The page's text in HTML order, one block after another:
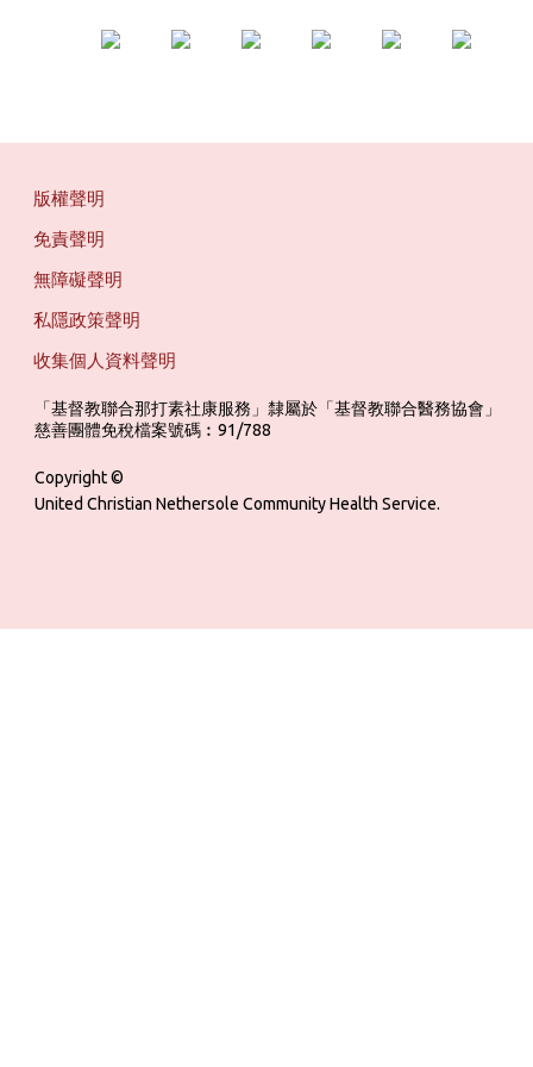
版權聲明
免責聲明
無障礙聲明
私隱政策聲明
收集個人資料聲明
「基督教聯合那打素社康服務」隸屬於「基督教聯合醫務協會」
慈善團體免稅檔案號碼︰91/788
Copyright ©
United Christian Nethersole Community Health Service.